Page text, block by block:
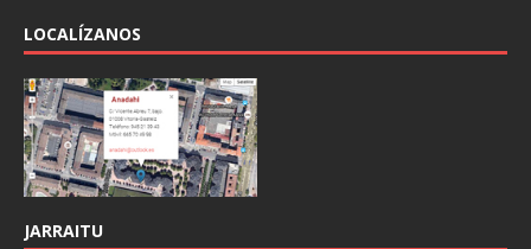
LOCALÍZANOS
JARRAITU